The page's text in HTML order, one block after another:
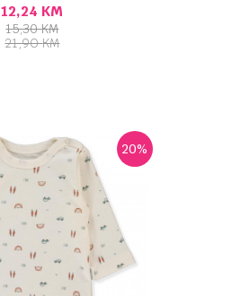
12,24 KM
15,30KM
21,90KM
UPOREDI
20%